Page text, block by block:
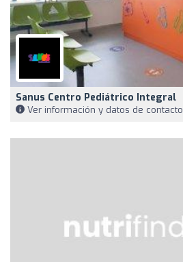
Sanus Centro Pediátrico Integral
Ver información y datos de contacto